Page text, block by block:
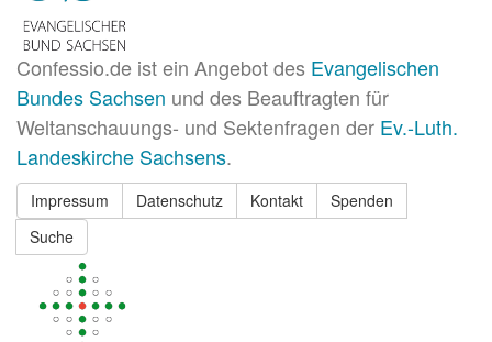
Confessio.de ist ein Angebot des Evangelischen
Bundes Sachsen und des Beauftragten für
Weltanschauungs- und Sektenfragen der Ev.-Luth.
Landeskirche Sachsens.
Impressum Datenschutz Kontakt
Spenden
Suche